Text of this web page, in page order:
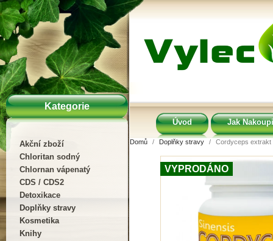
Kategorie
Akční zboží
Chloritan sodný
Chlornan vápenatý
CDS / CDS2
Detoxikace
Doplňky stravy
Kosmetika
Knihy
Úvod Jak
Domů Doplňky stravy Cordyceps extrakt
VYPRODÁNO